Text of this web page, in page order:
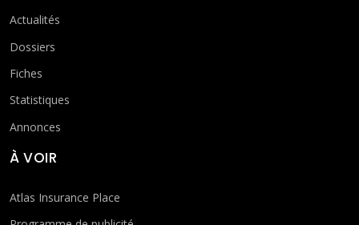
Actualités
Dossiers
Fiches
Statistiques
Annonces
À VOIR
Atlas Insurance Place